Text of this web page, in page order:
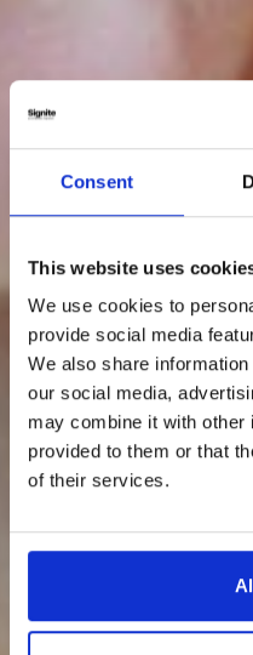
Consent
This website uses
We use cookies to
provide social media
We also share
our social media,
may combine it with other
provided to them or that
of their services.